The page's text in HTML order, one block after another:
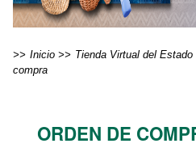
Inicio Tienda Virtual del Estado
compra
ORDEN DE